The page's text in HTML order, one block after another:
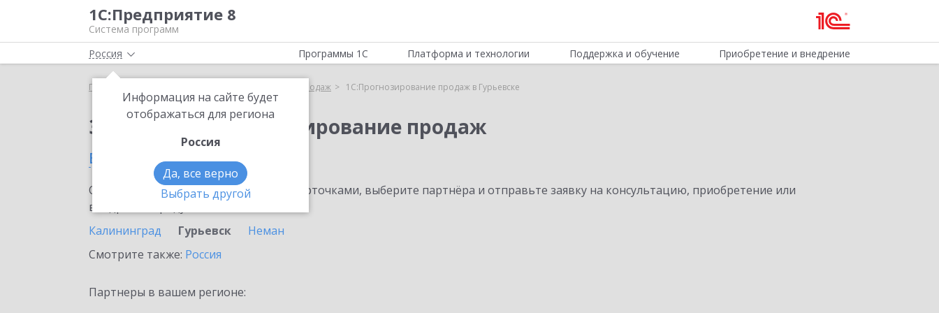
1С:Предприятие 8
Система программ
Россия
Информация на сайте будет
отображаться для региона
Россия
Да, все верно
Выбрать другой
Программы 1С Платформа и технологии Поддержка и обучение Приобретение и внедрение
Главная 1С:Прогнозирование продаж 1С:Прогнозирование продаж в Гурьевске
Заказать 1С:Прогнозирование продаж
в Гурьевске
Ознакомьтесь с информационными карточками, выберите партнёра и отправьте заявку на консультацию, приобретение или
внедрение продукта.
Калининград
Гурьевск
Неман
Смотрите также: Россия
Партнеры в вашем регионе: